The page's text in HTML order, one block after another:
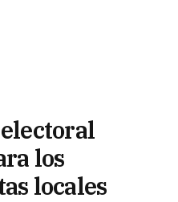
los
locales